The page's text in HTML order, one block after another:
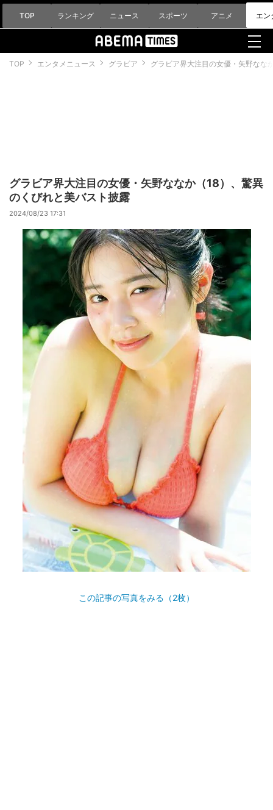
TOP ランキング ニュース スポーツ アニメ エン
TOP エンタメニュース グラビア グラビア界大注目の女優・矢野なな
グラビア界大注目の女優・矢野ななか（18）、驚異
のくびれと美バスト披露
2024/08/23 17:31
この記事の写真をみる（2枚）